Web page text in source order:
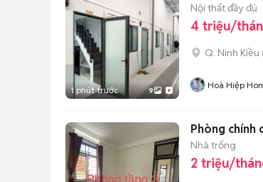
1 phút trước 9
Nội thất đầy đủ
4 triệu/
Q. Ninh Kiều
Hoà Hiệp
Phòng chính
Nhà trống
2 triệu/